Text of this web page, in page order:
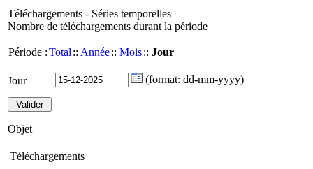
Téléchargements - Séries temporelles
Nombre de téléchargements durant la période
Période :Total :: Année:: Mois:: Jour
Jour (format: dd-mm-yyyy)
Objet
Téléchargements